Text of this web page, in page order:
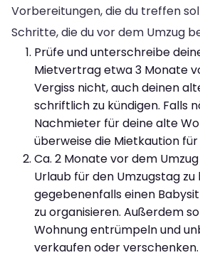
Vorbereitungen, die du treffen
Schritte, die du vor dem Umzug
Prüfe und unterschreibe
Mietvertrag etwa 3 Monate
Vergiss nicht, auch deinen
schriftlich zu kündigen. Falls
Nachmieter für deine alte
überweise die Mietkaution
Ca. 2 Monate vor dem
Urlaub für den Umzugstag
gegebenenfalls einen
zu organisieren. Außerdem
Wohnung entrümpeln und
verkaufen oder